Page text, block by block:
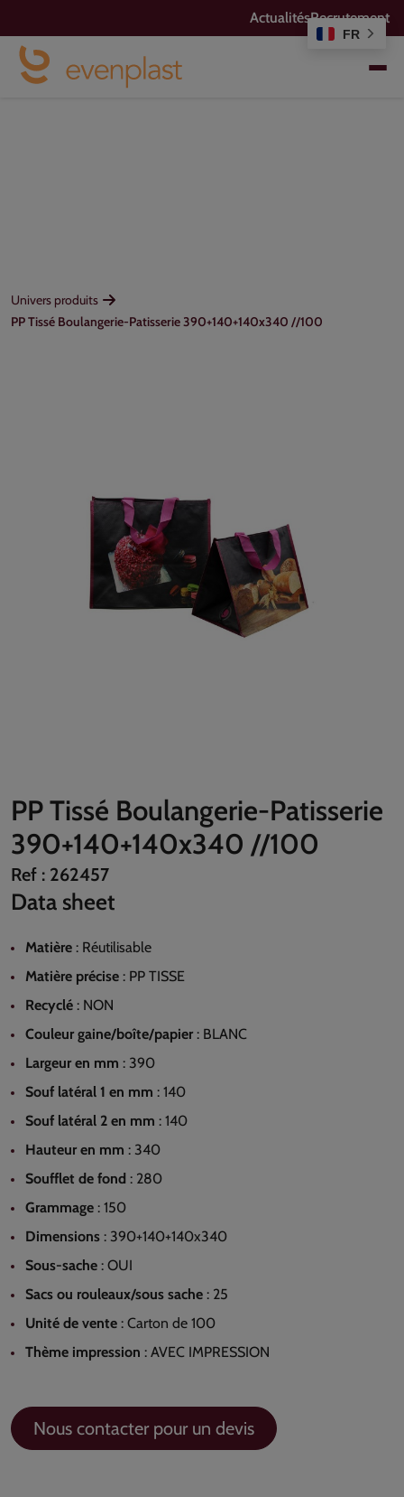
FR
ActualitésRecrutement
Univers produits
PP Tissé Boulangerie-Patisserie 390+140+140x340 //100
PP Tissé Boulangerie-Patisserie
390+140+140x340 //100
Ref : 262457
Data sheet
Matière : Réutilisable
Matière précise : PP TISSE
Recyclé : NON
Couleur gaine/boîte/papier : BLANC
Largeur en mm : 390
Souf latéral 1 en mm : 140
Souf latéral 2 en mm : 140
Hauteur en mm : 340
Soufflet de fond : 280
Grammage : 150
Dimensions : 390+140+140x340
Sous-sache : OUI
Sacs ou rouleaux/sous sache : 25
Unité de vente : Carton de 100
Thème impression : AVEC IMPRESSION
Nous contacter pour un devis